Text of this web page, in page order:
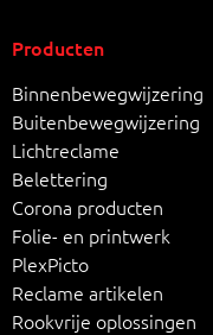
Producten
Binnenbewegwijzering
Buitenbewegwijzering
Lichtreclame
Belettering
Corona producten
Folie- en printwerk
PlexPicto
Reclame artikelen
Rookvrije oplossingen